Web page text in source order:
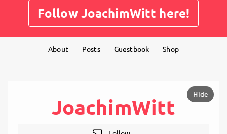
Follow JoachimWitt here!
About Posts Guestbook Shop
JoachimWitt Hide